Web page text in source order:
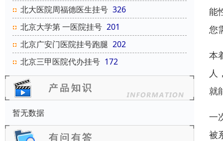
北大医院周福德医生挂号 326
北京大学第 一医院挂号 201
北京广安门医院挂号跑腿 202
北京三甲医院代办挂号 172
暂无数据
能
您
本
人
就
一
被